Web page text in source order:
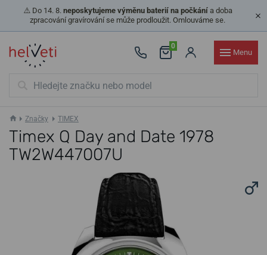
⚠️ Do 14. 8. neposkytujeme výměnu baterií na počkánía doba
zpracování gravírování se může prodloužit. Omlouváme se.
0
Menu
Značky TIMEX
Timex Q Day and Date 1978
TW2W447007U